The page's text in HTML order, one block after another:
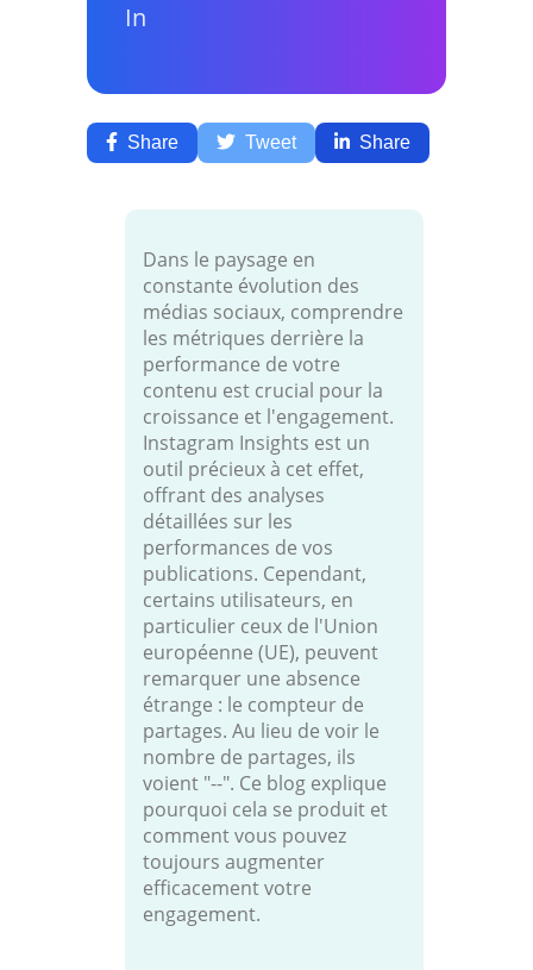
In
Share Tweet Share
Dans le paysage en
constante évolution des
médias sociaux, comprendre
les métriques derrière la
performance de votre
contenu est crucial pour la
croissance et l'engagement.
Instagram Insights est un
outil précieux à cet effet,
offrant des analyses
détaillées sur les
performances de vos
publications. Cependant,
certains utilisateurs, en
particulier ceux de l'Union
européenne (UE), peuvent
remarquer une absence
étrange : le compteur de
partages. Au lieu de voir le
nombre de partages, ils
voient "--". Ce blog explique
pourquoi cela se produit et
comment vous pouvez
toujours augmenter
efficacement votre
engagement.